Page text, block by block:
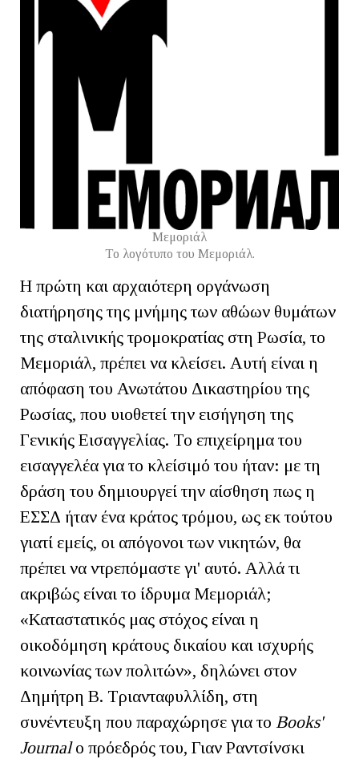
Μεμοριάλ
Το λογότυπο του Μεμοριάλ.
Η πρώτη και αρχαιότερη οργάνωση
διατήρησης της μνήμης των αθώων θυμάτων
της σταλινικής τρομοκρατίας στη Ρωσία, το
Μεμοριάλ, πρέπει να κλείσει. Αυτή είναι η
απόφαση του Ανωτάτου Δικαστηρίου της
Ρωσίας, που υιοθετεί την εισήγηση της
Γενικής Εισαγγελίας. Το επιχείρημα του
εισαγγελέα για το κλείσιμό του ήταν: με τη
δράση του δημιουργεί την αίσθηση πως η
ΕΣΣΔ ήταν ένα κράτος τρόμου, ως εκ τούτου
γιατί εμείς, οι απόγονοι των νικητών, θα
πρέπει να ντρεπόμαστε γι' αυτό. Αλλά τι
ακριβώς είναι το ίδρυμα Μεμοριάλ;
«Καταστατικός μας στόχος είναι η
οικοδόμηση κράτους δικαίου και ισχυρής
κοινωνίας των πολιτών», δηλώνει στον
Δημήτρη Β. Τριανταφυλλίδη, στη
συνέντευξη που παραχώρησε για το Books'
Journalο πρόεδρός του, Γιαν Ραντσίνσκι